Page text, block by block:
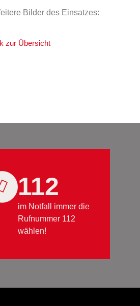
Bilder des Einsatzes:
zur Übersicht
112
im Notfall immer die
Rufnummer 112
wählen!